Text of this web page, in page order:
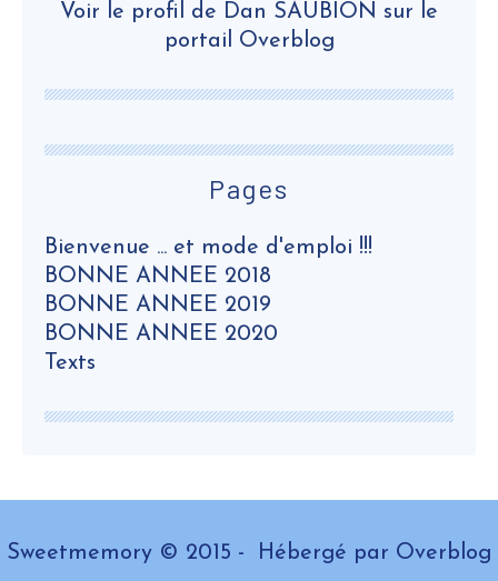
Pages
Bienvenue ... et mode d'emploi !!!
BONNE ANNEE 2018
BONNE ANNEE 2019
BONNE ANNEE 2020
Texts
Voir le profil de Dan SAUBION sur le
portail Overblog
Sweetmemory © 2015 - Hébergé par Overblog